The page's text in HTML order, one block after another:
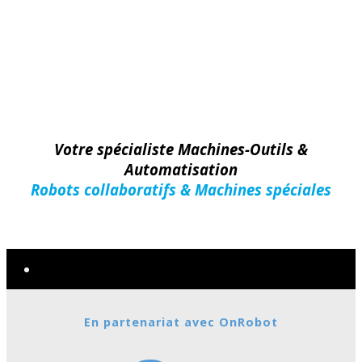
Votre spécialiste Machines-Outils &
Automatisation
Robots collaboratifs & Machines spéciales
En partenariat avec OnRobot